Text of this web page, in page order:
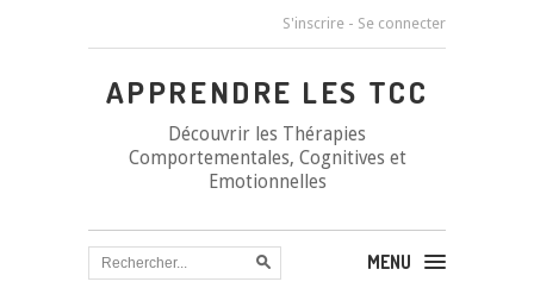
S'inscrire - Se connecter
APPRENDRE LES TCC
Découvrir les Thérapies
Comportementales, Cognitives et
Emotionnelles
MENU